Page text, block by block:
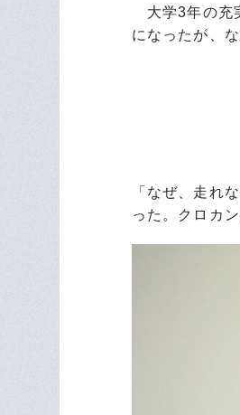
大学3年の充
になったが、
「なぜ、走れ
った。クロカ